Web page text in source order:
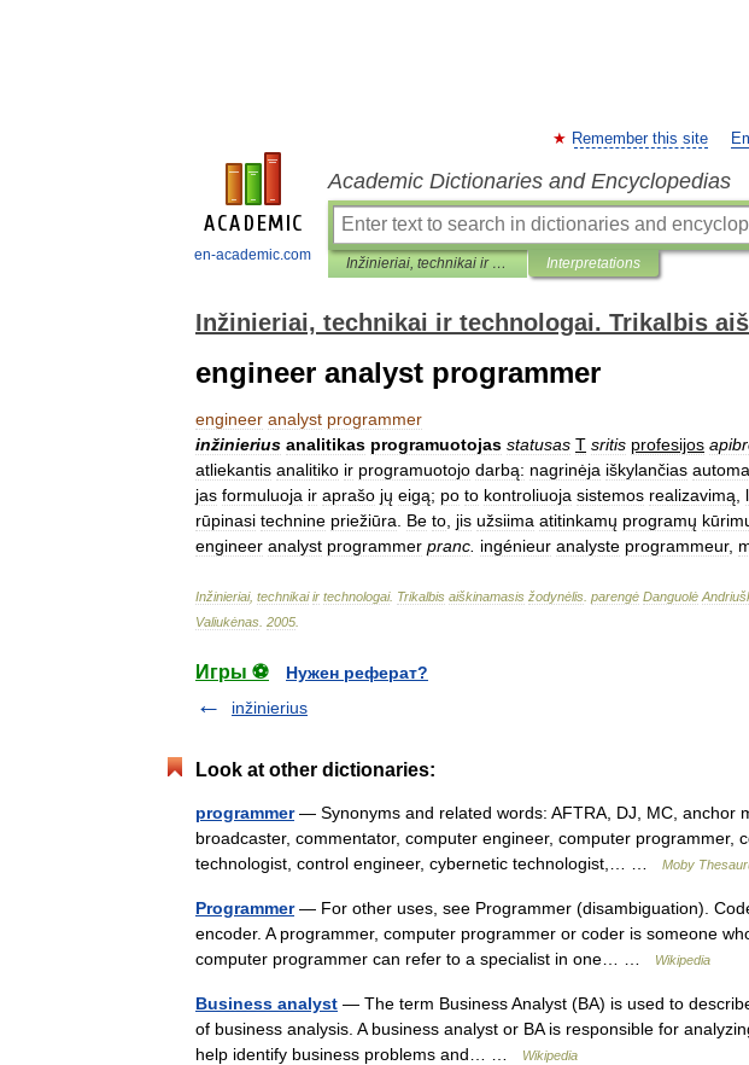
en-academic.com
Remember this site
Academic Dictionaries and Encyclopedias
Inžinieriai, technikai ir technologai. Trikalbis aiškinamasis žodynėlis Interpretations
Inžinieriai, technikai ir technologai. Trikalbis
engineer analyst programmer
engineer analyst programmer
inžinierius analitikas programuotojas statusas T sritis profesijos
atliekantis analitiko ir programuotojo darbą: nagrinėja iškylančias
jas formuluoja ir aprašo jų eigą; po to kontroliuoja sistemos realizavimą
rūpinasi technine priežiūra Be to jis užsiima atitinkamų programų
engineer analyst programmer pranc ingénieur analyste programmeur,
Inžinieriai, technikai ir technologai. Trikalbis aiškinamasis žodynėlis parengė Danguolė
Valiukėnas 2005
Игры ⚽
Нужен реферат?
inžinierius
Look at other dictionaries:
programmer— Synonyms and related words: AFTRA, DJ, MC, anchor
broadcaster, commentator, computer engineer, computer programmer,
technologist, control engineer, cybernetic technologist,… …
Moby
Programmer— For other uses, see Programmer (disambiguation).
encoder. A programmer, computer programmer or coder is someone
computer programmer can refer to a specialist in one… …
Wikipedia
Business analyst — The term Business Analyst (BA) is used to
of business analysis. A business analyst or BA is responsible for
help identify business problems and… …
Wikipedia